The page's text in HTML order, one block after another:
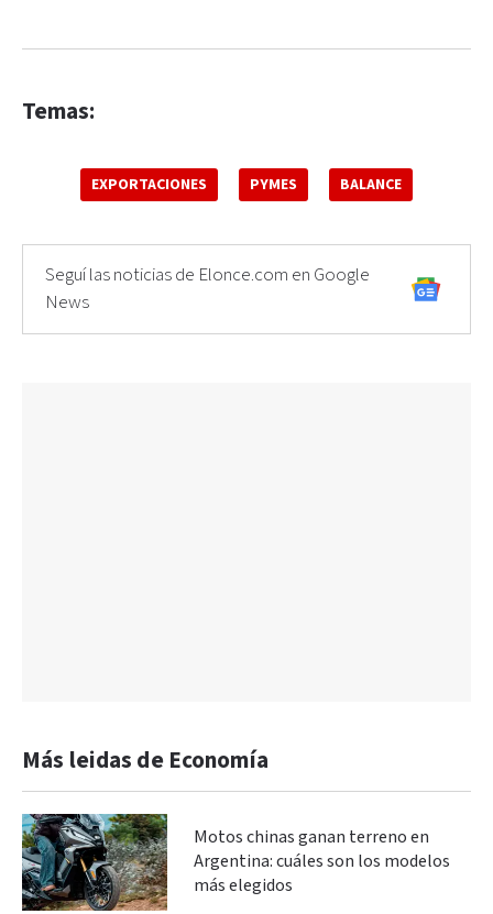
Temas:
EXPORTACIONES PYMES BALANCE
Seguí las noticias de Elonce.com en Google
News
Más leidas de Economía
Motos chinas ganan terreno en
Argentina: cuáles son los modelos
más elegidos